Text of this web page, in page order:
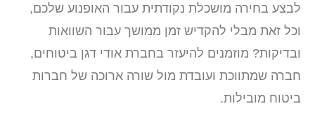
לבצע בחירה מושכלת נקודתית עבור האופנוע שלכם,
וכל זאת מבלי להקדיש זמן ממושך עבור השוואות
ובדיקות? מוזמנים להיעזר בחברת אודי דגן ביטוחים,
חברה שמתווכת ועובדת מול שורה ארוכה של חברות
ביטוח מובילות.